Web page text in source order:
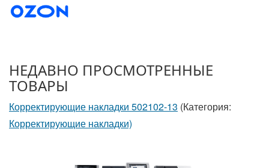
НЕДАВНО ПРОСМОТРЕННЫЕ
ТОВАРЫ
Корректирующие накладки 502102-13 (Категория:
Корректирующие накладки)